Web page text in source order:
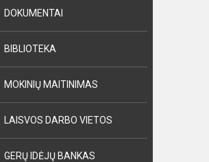
DOKUMENTAI
BIBLIOTEKA
MOKINIŲ MAITINIMAS
LAISVOS DARBO VIETOS
GERŲ IDĖJŲ BANKAS